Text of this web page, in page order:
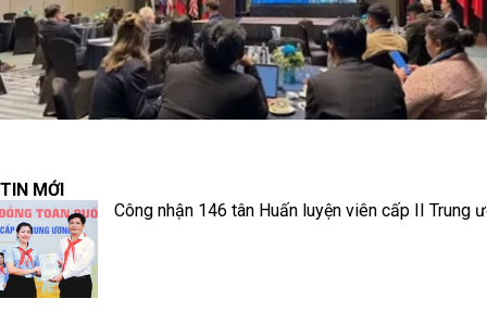
TIN MỚI
Công nhận 146 tân Huấn luyện viên cấp II Trung